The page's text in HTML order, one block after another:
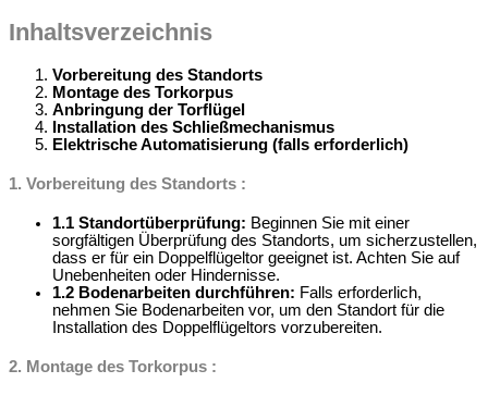
Inhaltsverzeichnis
Vorbereitung des Standorts
Montage des Torkorpus
Anbringung der Torflügel
Installation des Schließmechanismus
Elektrische Automatisierung (falls erforderlich)
1. Vorbereitung des Standorts :
1.1 Standortüberprüfung: Beginnen Sie mit einer
sorgfältigen Überprüfung des Standorts, um sicherzustellen,
dass er für ein Doppelflügeltor geeignet ist. Achten Sie auf
Unebenheiten oder Hindernisse.
1.2 Bodenarbeiten durchführen: Falls erforderlich,
nehmen Sie Bodenarbeiten vor, um den Standort für die
Installation des Doppelflügeltors vorzubereiten.
2. Montage des Torkorpus :